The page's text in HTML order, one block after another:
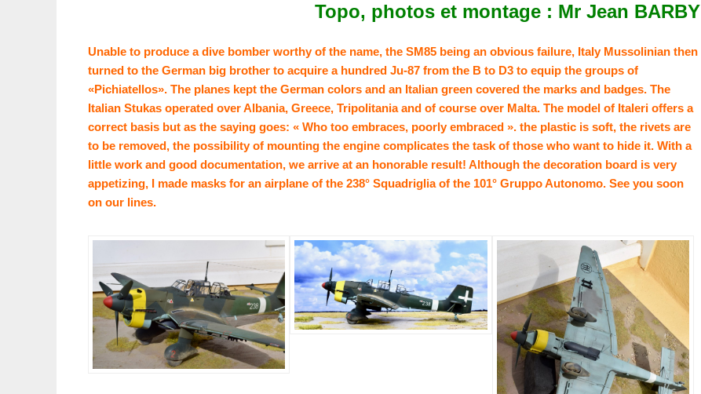
Topo, photos et montage : Mr Jean BARBY
Unable to produce a dive bomber worthy of the name, the SM85 being an obvious failure, Italy Mussolinian then
turned to the German big brother to acquire a hundred Ju-87 from the B to D3 to equip the groups of
«Pichiatellos». The planes kept the German colors and an Italian green covered the marks and badges. The
Italian Stukas operated over Albania, Greece, Tripolitania and of course over Malta. The model of Italeri offers a
correct basis but as the saying goes: « Who too embraces, poorly embraced ». the plastic is soft, the rivets are
to be removed, the possibility of mounting the engine complicates the task of those who want to hide it. With a
little work and good documentation, we arrive at an honorable result! Although the decoration board is very
appetizing, I made masks for an airplane of the 238° Squadriglia of the 101° Gruppo Autonomo. See you soon
on our lines.